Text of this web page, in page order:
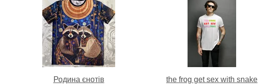
Родина єнотів the frog get sex with snake